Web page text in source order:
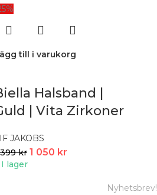
till i varukorg
Halsband |
| Vita Zirkoner
JAKOBS
399kr 1 050 kr
I lager
Nyhetsbrev!